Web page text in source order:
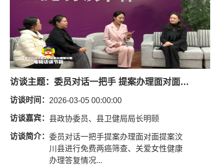
访谈主题： 委员对话一把手 提案办理面对面（免费两癌筛查、关爱女性健康）
访谈时间： 2026-03-05 00:00:00
访谈嘉宾： 县政协委员、县卫健局局长明颐
访谈简介： 委员对话一把手提案办理面对面提案汶
川县进行免费两癌筛查、关爱女性健康
办理答复情况...